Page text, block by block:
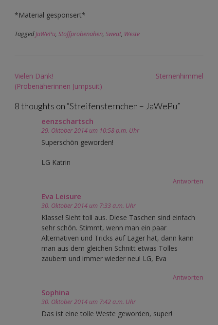
*Material gesponsert*
TaggedJaWePu, Stoffprobenähen, Sweat, Weste
Post
navigation
Vielen Dank!
(Probenäherinnen Jumpsuit)
Sternenhimmel
8 thoughts on “Streifensternchen – JaWePu”
eenzschartsch
29. Oktober 2014 um 10:58 p.m. Uhr
Superschön geworden!
LG Katrin
Antworten
Eva Leisure
30. Oktober 2014 um 7:33 a.m. Uhr
Klasse! Sieht toll aus. Diese Taschen sind einfach
sehr schön. Stimmt, wenn man ein paar
Alternativen und Tricks auf Lager hat, dann kann
man aus dem gleichen Schnitt etwas Tolles
zaubern und immer wieder neu! LG, Eva
Antworten
Sophina
30. Oktober 2014 um 7:42 a.m. Uhr
Das ist eine tolle Weste geworden, super!